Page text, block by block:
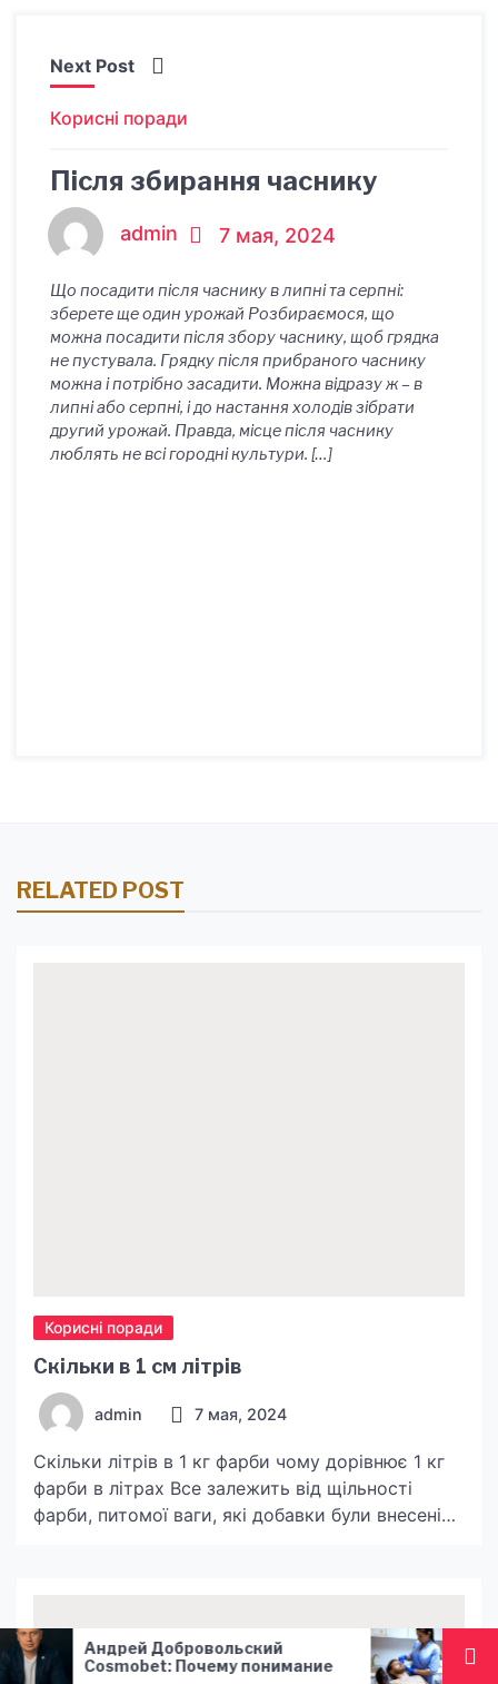
Next Post
Корисні поради
Після збирання часнику
admin 7 мая, 2024
Що посадити після часнику в липні та серпні:
зберете ще один урожай Розбираємося, що
можна посадити після збору часнику, щоб грядка
не пустувала. Грядку після прибраного часнику
можна і потрібно засадити. Можна відразу ж – в
липні або серпні, і до настання холодів зібрати
другий урожай. Правда, місце після часнику
люблять не всі городні культури. […]
RELATED POST
Корисні поради
Скільки в 1 см літрів
admin 7 мая, 2024
Скільки літрів в 1 кг фарби чому дорівнює 1 кг
фарби в літрах Все залежить від щільності
фарби, питомої ваги, які добавки були внесені
фарби різні […]
понимание
Чи можна колоти Ботокс
гіпотиреозі?